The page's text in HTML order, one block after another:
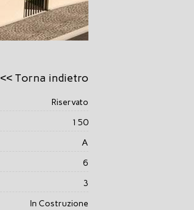
<< Torna indietro
Riservato
150
A
6
3
In Costruzione